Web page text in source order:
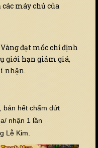
các máy chủ của
đạt mốc chỉ định
giới hạn giảm giá,
nhận.
bán hết chấm dứt
nhận 1 lần
Lễ Kim.